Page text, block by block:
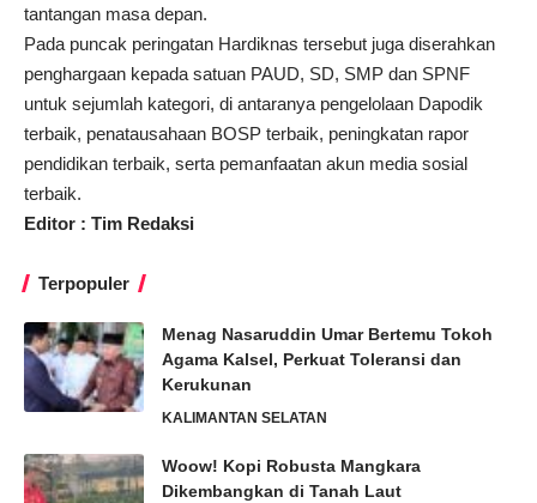
tantangan masa depan.
Pada puncak peringatan Hardiknas tersebut juga diserahkan
penghargaan kepada satuan PAUD, SD, SMP dan SPNF
untuk sejumlah kategori, di antaranya pengelolaan Dapodik
terbaik, penatausahaan BOSP terbaik, peningkatan rapor
pendidikan terbaik, serta pemanfaatan akun media sosial
terbaik.
Editor : Tim Redaksi
Terpopuler
Menag Nasaruddin Umar Bertemu Tokoh
Agama Kalsel, Perkuat Toleransi dan
Kerukunan
KALIMANTAN SELATAN
Woow! Kopi Robusta Mangkara
Dikembangkan di Tanah Laut